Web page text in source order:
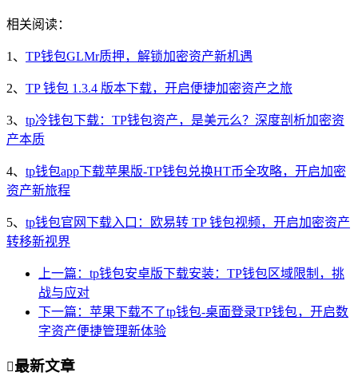
相关阅读：
1、 TP钱包GLMr质押，解锁加密资产新机遇
2、 TP 钱包 1.3.4 版本下载，开启便捷加密资产之旅
3、 tp冷钱包下载：TP钱包资产，是美元么？深度剖析加密资
产本质
4、 tp钱包app下载苹果版-TP钱包兑换HT币全攻略，开启加密
资产新旅程
5、 tp钱包官网下载入口：欧易转 TP 钱包视频，开启加密资产
转移新视界
上一篇：tp钱包安卓版下载安装：TP钱包区域限制，挑
战与应对
下一篇：苹果下载不了tp钱包-桌面登录TP钱包，开启数
字资产便捷管理新体验
最新文章